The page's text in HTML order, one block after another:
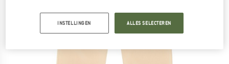
INSTELLINGEN ALLES SELECTEREN